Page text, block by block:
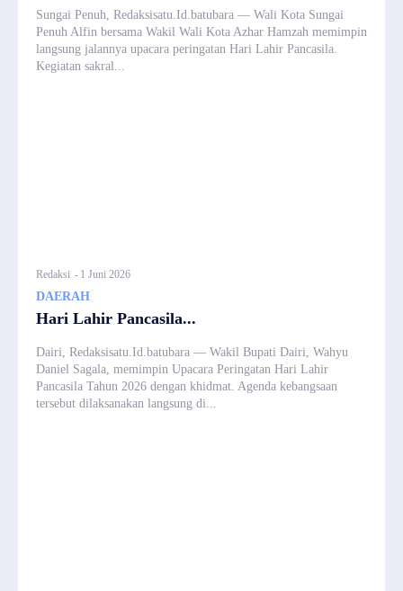
Sungai Penuh, Redaksisatu.Id.batubara — Wali Kota Sungai
Penuh Alfin bersama Wakil Wali Kota Azhar Hamzah memimpin
langsung jalannya upacara peringatan Hari Lahir Pancasila.
Kegiatan sakral...
Redaksi - 1 Juni 2026
DAERAH
Hari Lahir Pancasila...
Dairi, Redaksisatu.Id.batubara — Wakil Bupati Dairi, Wahyu
Daniel Sagala, memimpin Upacara Peringatan Hari Lahir
Pancasila Tahun 2026 dengan khidmat. Agenda kebangsaan
tersebut dilaksanakan langsung di...